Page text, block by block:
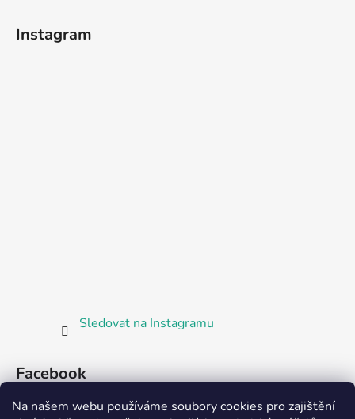
Na našem webu používáme soubory cookies pro zajištění
Instagram
Sledovat na Instagramu
Facebook